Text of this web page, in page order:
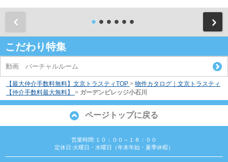
こだわり特集
動画 バーチャルルーム
【最大仲介手数料無料】文京トラスティTOP > 物件カタログ｜文京トラスティ
【仲介手数料最大無料】
> ガーデンビレッジ小石川
ページトップに戻る
営業時間:１０：００～１８：００
定休日:火曜日・水曜日（年末年始・夏季休暇）